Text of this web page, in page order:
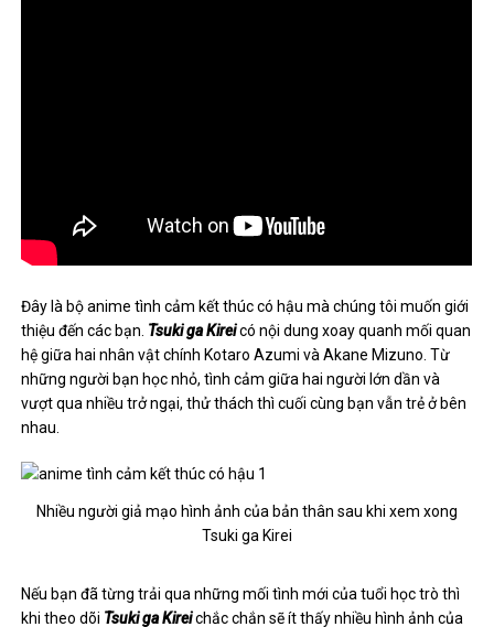
Đây là bộ anime tình cảm kết thúc có hậu mà chúng tôi muốn giới
thiệu đến các bạn. Tsuki ga Kireicó nội dung xoay quanh mối quan
hệ giữa hai nhân vật chính Kotaro Azumi và Akane Mizuno. Từ
những người bạn học nhỏ, tình cảm giữa hai người lớn dần và
vượt qua nhiều trở ngại, thử thách thì cuối cùng bạn vẫn trẻ ở bên
nhau.
Nhiều người giả mạo hình ảnh của bản thân sau khi xem xong
Tsuki ga Kirei
Nếu bạn đã từng trải qua những mối tình mới của tuổi học trò thì
khi theo dõi Tsuki ga Kireichắc chắn sẽ ít thấy nhiều hình ảnh của